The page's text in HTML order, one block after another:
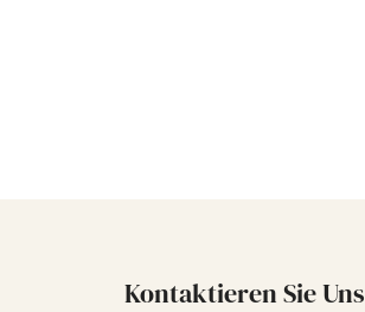
Kontaktieren Sie Uns